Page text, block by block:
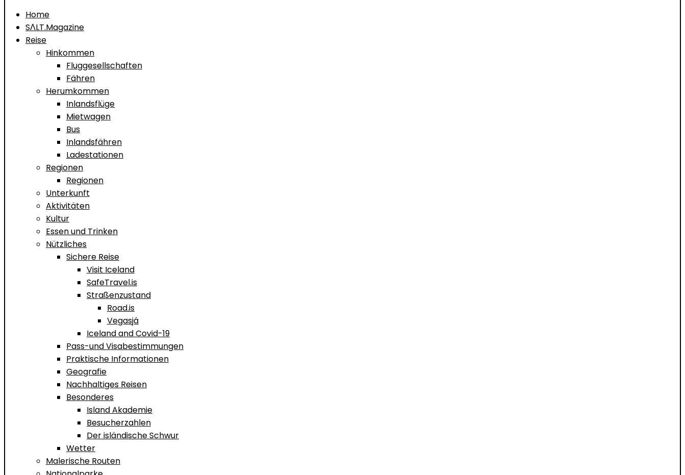
Home
SΛLT.Magazine
Reise
Hinkommen
Fluggesellschaften
Fähren
Herumkommen
Inlandsflüge
Mietwagen
Bus
Inlandsfähren
Ladestationen
Regionen
Regionen
Unterkunft
Aktivitäten
Kultur
Essen und Trinken
Nützliches
Sichere Reise
Visit Iceland
SafeTravel.is
Straßenzustand
Road.is
Vegasjá
Iceland and Covid-19
Pass-und Visabestimmungen
Praktische Informationen
Geografie
Nachhaltiges Reisen
Besonderes
Island Akademie
Besucherzahlen
Der isländische Schwur
Wetter
Malerische Routen